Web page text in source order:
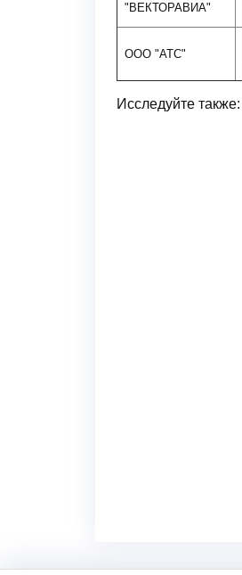
"ВЕКТОРАВИА"
ООО "АТС"
Исследуйте также: